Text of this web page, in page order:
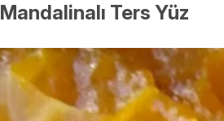
Mandalinalı Ters Yüz